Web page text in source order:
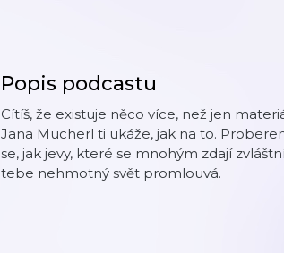
Popis podcastu
Cítíš, že existuje něco více, než jen
Jana Mucherl ti ukáže, jak na to.
se, jak jevy, které se mnohým zdají
tebe nehmotný svět promlouvá.